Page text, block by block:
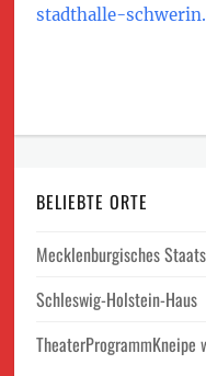
stadthalle-
BELIEBTE ORTE
Mecklenburgisches
Schleswig-Holstein-Haus